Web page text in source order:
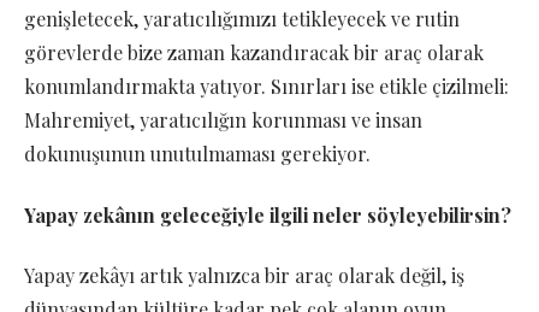
genişletecek, yaratıcılığımızı tetikleyecek ve rutin
görevlerde bize zaman kazandıracak bir araç olarak
konumlandırmakta yatıyor. Sınırları ise etikle çizilmeli:
Mahremiyet, yaratıcılığın korunması ve insan
dokunuşunun unutulmaması gerekiyor.
Yapay zekânın geleceğiyle ilgili neler söyleyebilirsin?
Yapay zekâyı artık yalnızca bir araç olarak değil, iş